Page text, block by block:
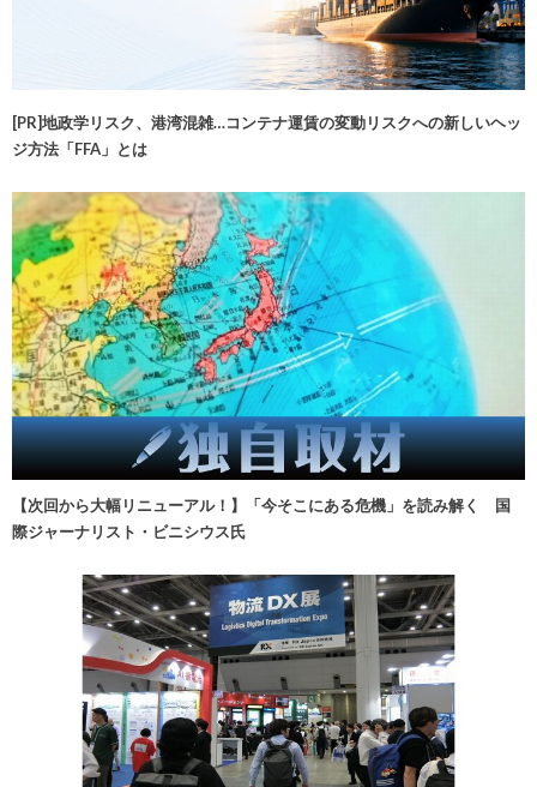
[PR]地政学リスク、港湾混雑…コンテナ運賃の変動リスクへの新しいヘッ
ジ方法「FFA」とは
【次回から大幅リニューアル！】「今そこにある危機」を読み解く 国
際ジャーナリスト・ビニシウス氏